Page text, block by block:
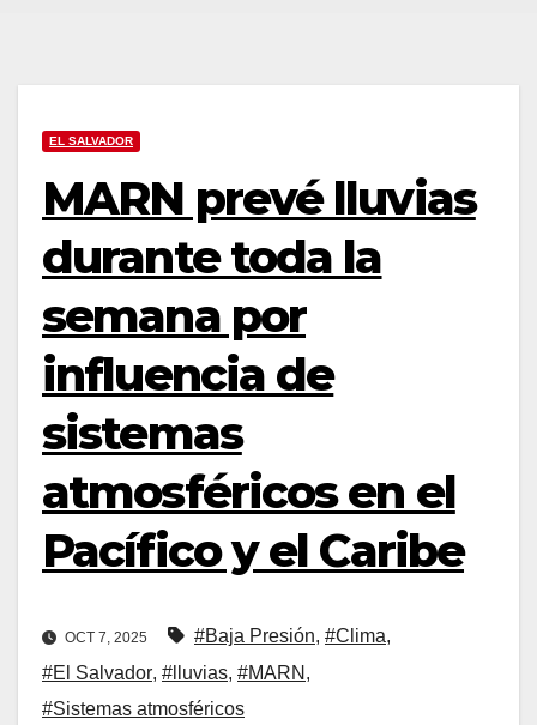
EL SALVADOR
MARN prevé lluvias
durante toda la
semana por
influencia de
sistemas
atmosféricos en el
Pacífico y el Caribe
OCT 7, 2025 #Baja Presión, #Clima,
#El Salvador, #lluvias, #MARN ,
#Sistemas atmosféricos